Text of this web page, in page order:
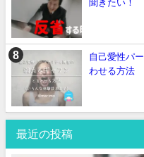
聞きたい！
自己愛性パ
わせる方法
最近の投稿